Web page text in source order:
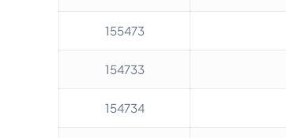
155473
154733
154734